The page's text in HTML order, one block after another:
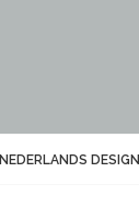
NEDERLANDS DESIGN